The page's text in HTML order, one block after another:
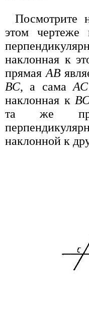
Посмотрите
этом чертеже
наклонная к
прямая АВ
ВС, а сама АС
наклонная к
та же
наклонной к